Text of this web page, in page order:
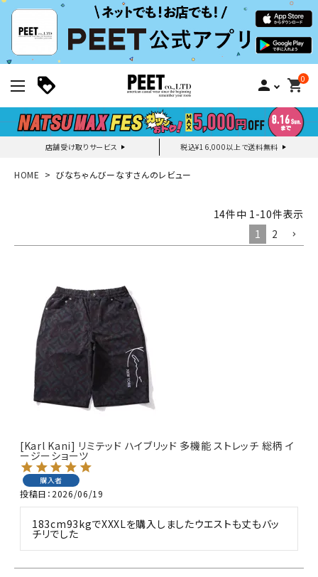
person 0
shopping_cart
店舗受け取りサービス 税込¥16,000以上で送料無料
新規会員登録｜ログイン
詳しい条件から探す
HOME びなちゃんびーなすさんのレビュー
14件中 1-10件表示
1
2
[Karl Kani] リミテッド ハイブリッド 多機能 ストレッチ 総柄 イ
ージーショーツ
購入者
投稿日 2026/06/19
183cm93kgでXXXLを購入しましたウエストも丈もバッ
チリでした